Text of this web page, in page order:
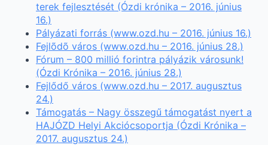
terek fejlesztését (Ózdi krónika – 2016. június
16.)
Pályázati forrás (www.ozd.hu – 2016. június 16.)
Fejlõdõ város (www.ozd.hu – 2016. június 28.)
Fórum – 800 millió forintra pályázik városunk!
(Ózdi Krónika – 2016. június 28.)
Fejlődő város (www.ozd.hu – 2017. augusztus
24.)
Támogatás – Nagy összegű támogatást nyert a
HAJÓZD Helyi Akciócsoportja (Ózdi Krónika –
2017. augusztus 24.)